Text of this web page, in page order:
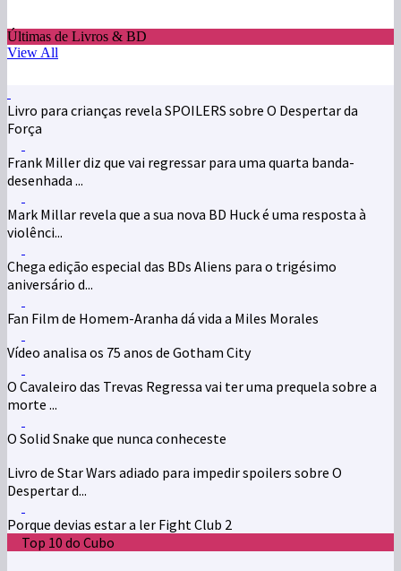
Últimas de Livros & BD
View All
Livro para crianças revela SPOILERS sobre O Despertar da
Força
Frank Miller diz que vai regressar para uma quarta banda-
desenhada ...
Mark Millar revela que a sua nova BD Huck é uma resposta à
violênci...
Chega edição especial das BDs Aliens para o trigésimo
aniversário d...
Fan Film de Homem-Aranha dá vida a Miles Morales
Vídeo analisa os 75 anos de Gotham City
O Cavaleiro das Trevas Regressa vai ter uma prequela sobre a
morte ...
O Solid Snake que nunca conheceste
Livro de Star Wars adiado para impedir spoilers sobre O
Despertar d...
Porque devias estar a ler Fight Club 2
Top 10 do Cubo